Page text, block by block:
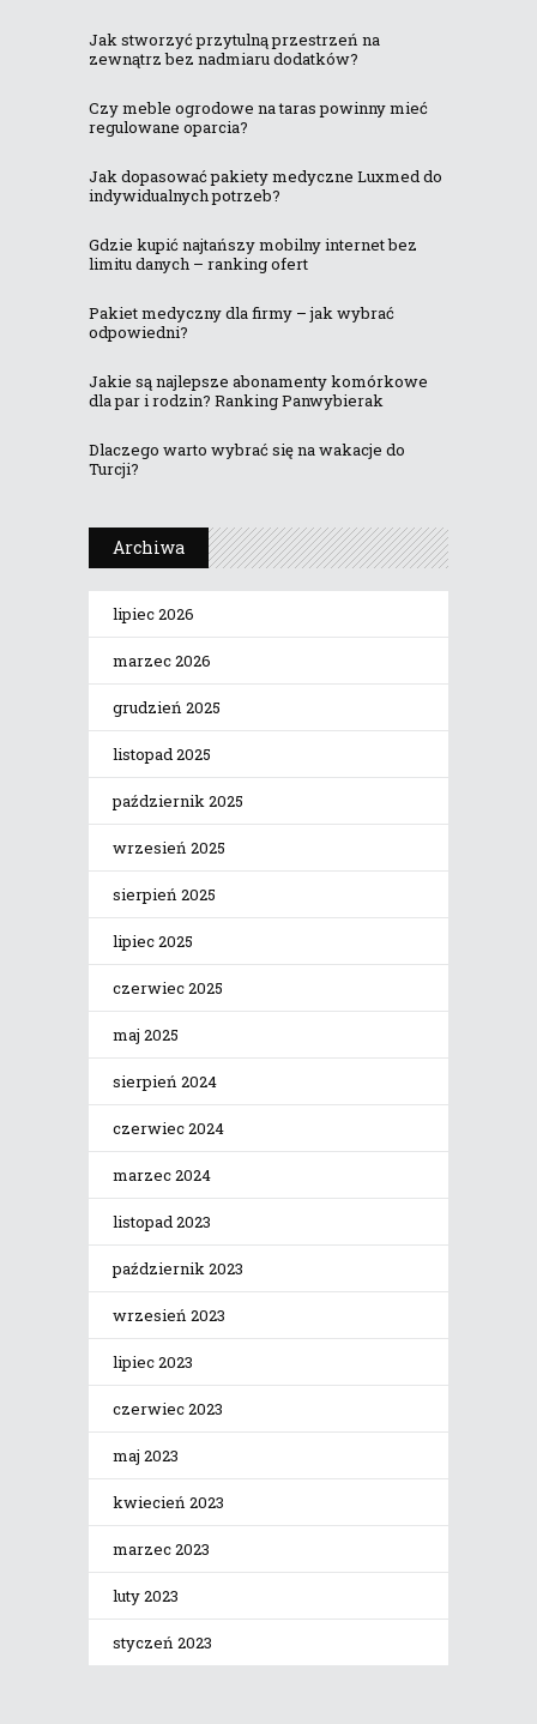
Jak stworzyć przytulną przestrzeń na
zewnątrz bez nadmiaru dodatków?
Czy meble ogrodowe na taras powinny mieć
regulowane oparcia?
Jak dopasować pakiety medyczne Luxmed do
indywidualnych potrzeb?
Gdzie kupić najtańszy mobilny internet bez
limitu danych – ranking ofert
Pakiet medyczny dla firmy – jak wybrać
odpowiedni?
Jakie są najlepsze abonamenty komórkowe
dla par i rodzin? Ranking Panwybierak
Dlaczego warto wybrać się na wakacje do
Turcji?
Archiwa
lipiec 2026
marzec 2026
grudzień 2025
listopad 2025
październik 2025
wrzesień 2025
sierpień 2025
lipiec 2025
czerwiec 2025
maj 2025
sierpień 2024
czerwiec 2024
marzec 2024
listopad 2023
październik 2023
wrzesień 2023
lipiec 2023
czerwiec 2023
maj 2023
kwiecień 2023
marzec 2023
luty 2023
styczeń 2023